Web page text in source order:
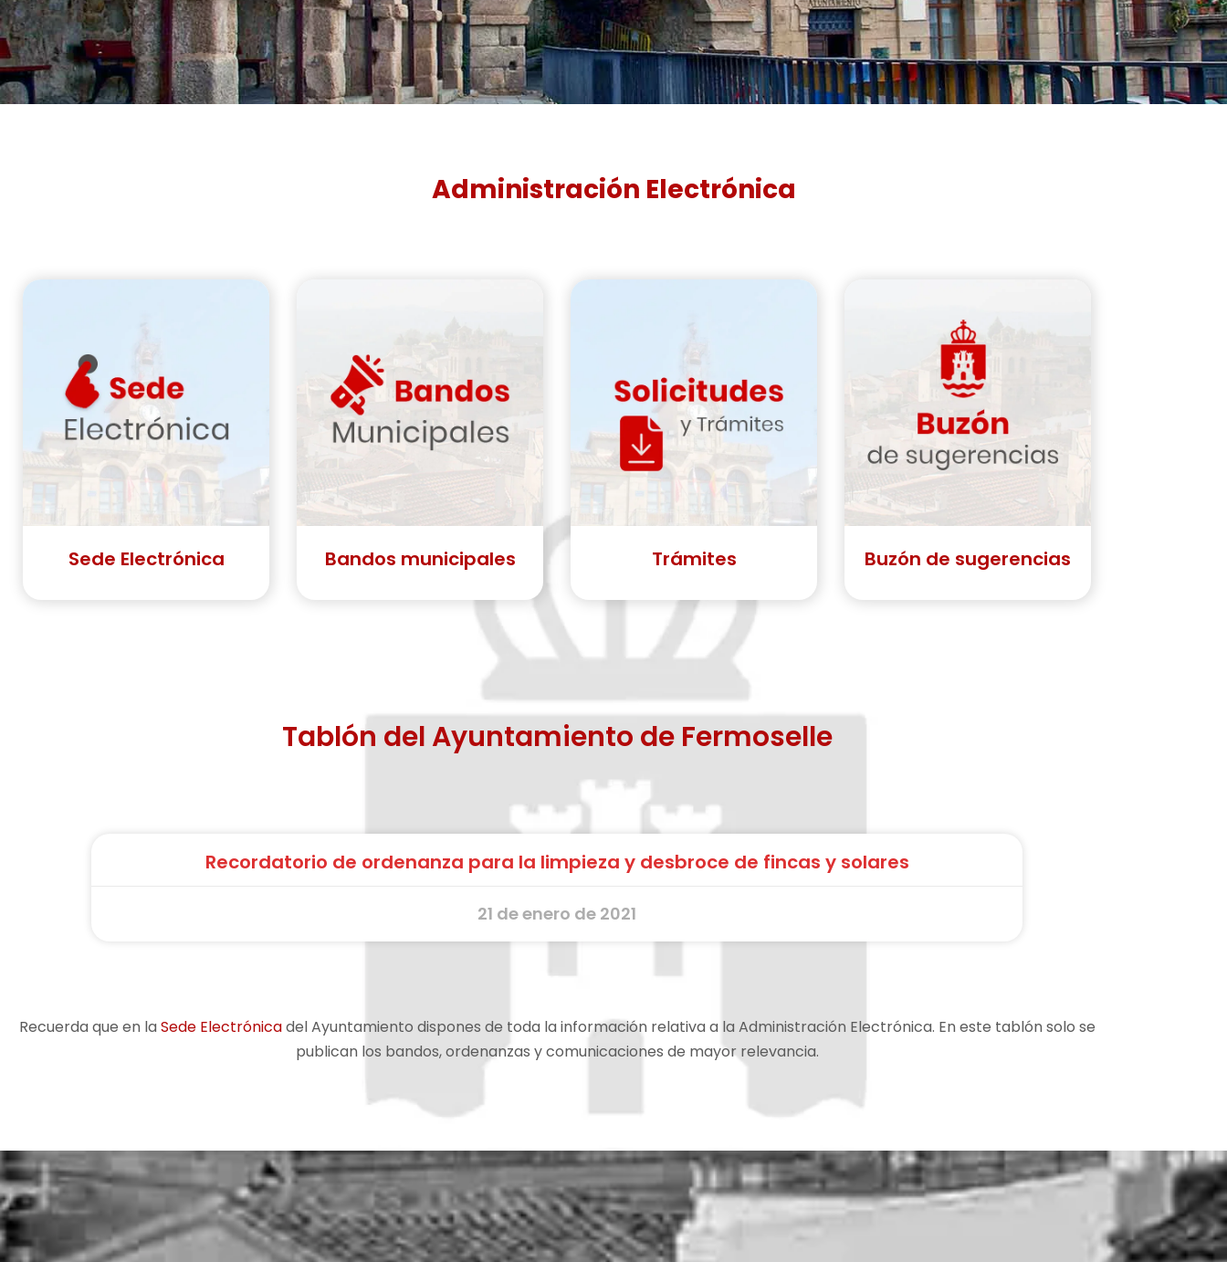
Administración Electrónica
Sede Electrónica Bandos municipales Trámites Buzón de sugerencias
Tablón del Ayuntamiento de Fermoselle
Recordatorio de ordenanza para la limpieza y desbroce de fincas y solares
21 de enero de 2021
Recuerda que en la Sede Electrónicadel Ayuntamiento dispones de toda la información relativa a la Administración Electrónica. En este tablón solo se
publican los bandos, ordenanzas y comunicaciones de mayor relevancia.